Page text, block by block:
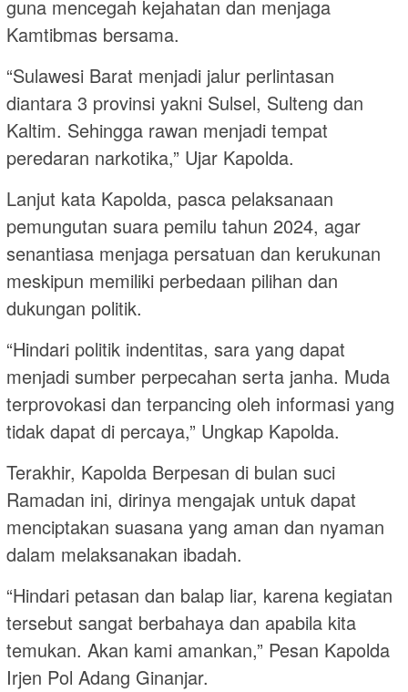
guna mencegah kejahatan dan menjaga
Kamtibmas bersama.
“Sulawesi Barat menjadi jalur perlintasan
diantara 3 provinsi yakni Sulsel, Sulteng dan
Kaltim. Sehingga rawan menjadi tempat
peredaran narkotika,” Ujar Kapolda.
Lanjut kata Kapolda, pasca pelaksanaan
pemungutan suara pemilu tahun 2024, agar
senantiasa menjaga persatuan dan kerukunan
meskipun memiliki perbedaan pilihan dan
dukungan politik.
“Hindari politik indentitas, sara yang dapat
menjadi sumber perpecahan serta janha. Muda
terprovokasi dan terpancing oleh informasi yang
tidak dapat di percaya,” Ungkap Kapolda.
Terakhir, Kapolda Berpesan di bulan suci
Ramadan ini, dirinya mengajak untuk dapat
menciptakan suasana yang aman dan nyaman
dalam melaksanakan ibadah.
“Hindari petasan dan balap liar, karena kegiatan
tersebut sangat berbahaya dan apabila kita
temukan. Akan kami amankan,” Pesan Kapolda
Irjen Pol Adang Ginanjar.